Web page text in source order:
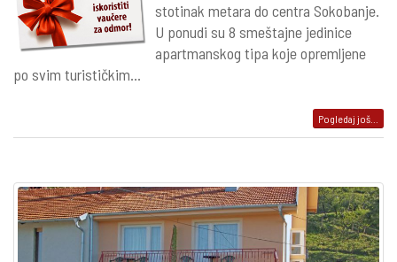
stotinak metara do centra Sokobanje.
U ponudi su 8 smeštajne jedinice
apartmanskog tipa koje opremljene
po svim turističkim...
Pogledaj još...